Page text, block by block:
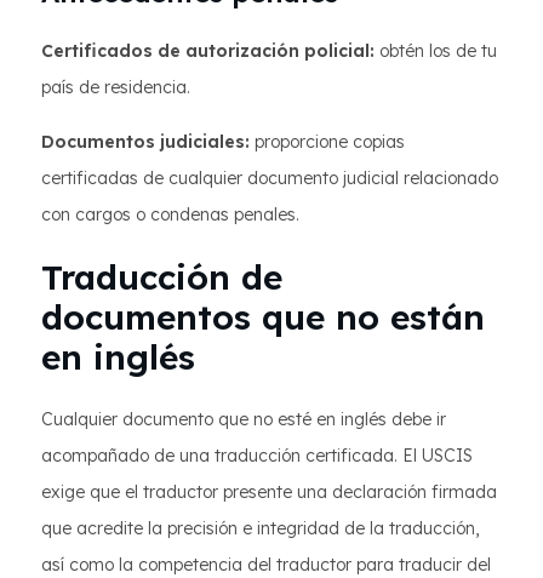
Certificados de autorización policial: obtén los de tu
país de residencia.
Documentos judiciales: proporcione copias
certificadas de cualquier documento judicial relacionado
con cargos o condenas penales.
Traducción de
documentos que no están
en inglés
Cualquier documento que no esté en inglés debe ir
acompañado de una traducción certificada. El USCIS
exige que el traductor presente una declaración firmada
que acredite la precisión e integridad de la traducción,
así como la competencia del traductor para traducir del